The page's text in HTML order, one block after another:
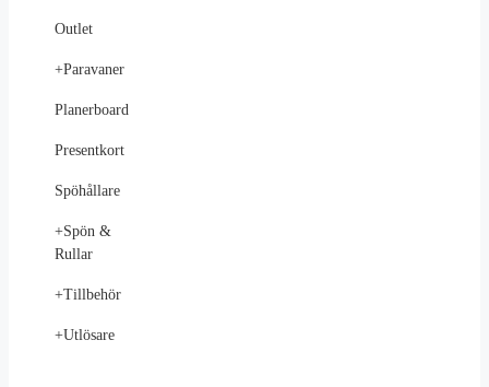
Outlet
+Paravaner
Planerboard
Presentkort
Spöhållare
+Spön &
Rullar
+Tillbehör
+Utlösare